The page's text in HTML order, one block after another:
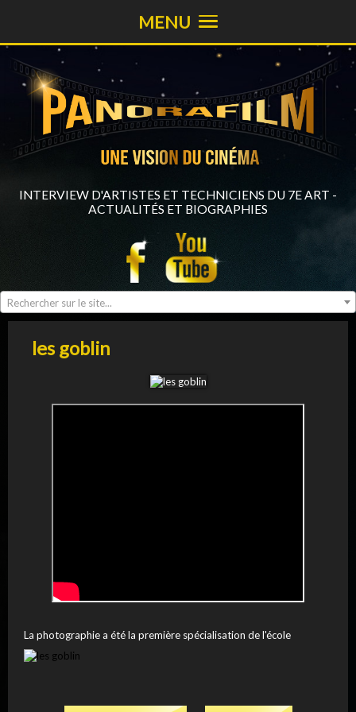
INTERVIEW D'ARTISTES ET TECHNICIENS DU 7E ART -
ACTUALITÉS ET BIOGRAPHIES
Rechercher sur le site...
MENU
les goblin
La photographie a été la première spécialisation de l'école